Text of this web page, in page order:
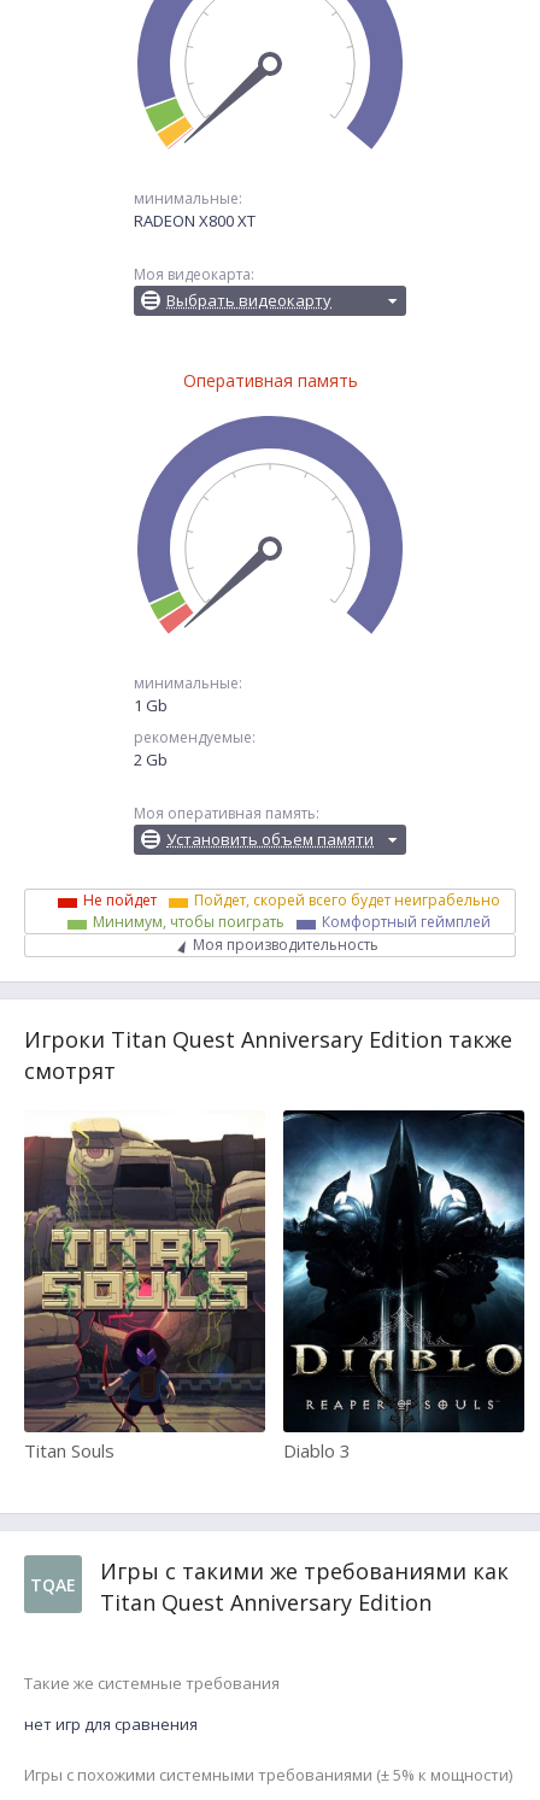
минимальные:
RADEON X800 XT
Моя видеокарта:
Выбрать видеокарту
Оперативная память
минимальные:
1 Gb
рекомендуемые:
2 Gb
Моя оперативная память:
Установить объем памяти
Не пойдет
Пойдет, скорей всего будет неиграбельно
Минимум, чтобы поиграть
Комфортный геймплей
Моя производительность
Игроки Titan Quest Anniversary Edition также
смотрят
Titan Souls Diablo 3
TQAE
Игры с такими же требованиями как
Titan Quest Anniversary Edition
Такие же системные требования
нет игр для сравнения
Игры с похожими системными требованиями (± 5% к мощности)